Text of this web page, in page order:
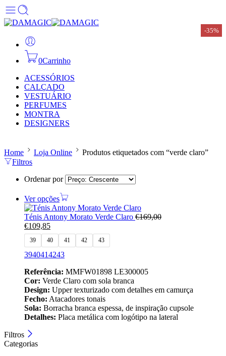
0Carrinho
ACESSÓRIOS
CALÇADO
VESTUÁRIO
PERFUMES
MONTRA
DESIGNERS
Home Loja Online
Produtos etiquetados com “verde claro”
Filtros
Ordenar por
-35%
Ver opções
Ténis Antony Morato Verde Claro €169,00
€109,85
39 40 41 42 43
3940414243
Referência: MMFW01898 LE300005
Cor: Verde Claro com sola branca
Design: Upper texturizado com detalhes em camurça
Fecho: Atacadores tonais
Sola: Borracha branca espessa, de inspiração cupsole
Detalhes: Placa metálica com logótipo na lateral
Filtros
Categorias